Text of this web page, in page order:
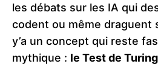
les débats sur les IA qui
codent ou même draguent
y’a un concept qui reste
mythique : le Test de Turing